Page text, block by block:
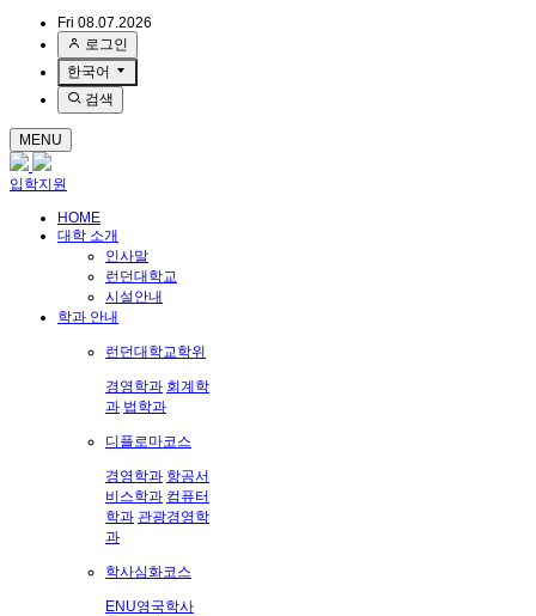
Fri 08.07.2026
로그인
한국어
검색
MENU
입학지원
HOME
대학 소개
인사말
런던대학교
시설안내
학과 안내
런던대학교학위
경영학과 회계학
과 법학과
디플로마코스
경영학과 항공서
비스학과 컴퓨터
학과 관광경영학
과
학사심화코스
ENU영국학사